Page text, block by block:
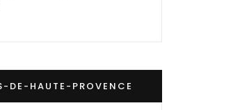
DE-HAUTE-PROVENCE